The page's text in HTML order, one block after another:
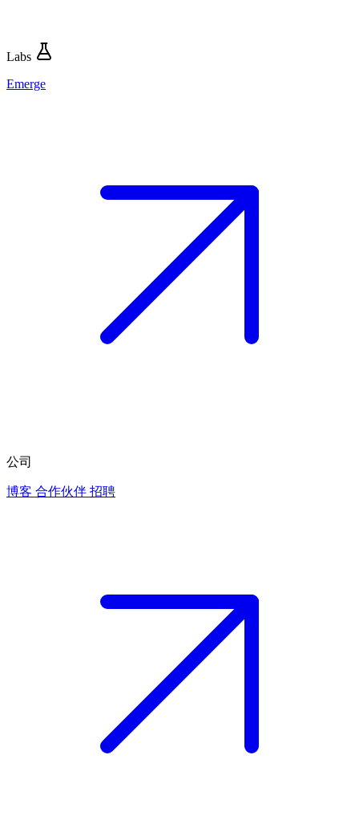
Labs
Emerge
公司
博客 合作伙伴 招聘